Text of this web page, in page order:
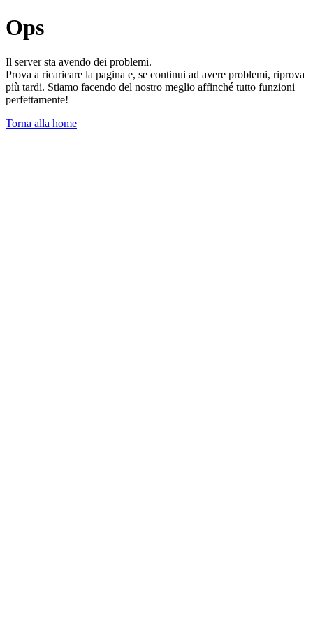
Ops
Il server sta avendo dei problemi.
Prova a ricaricare la pagina e, se continui ad avere problemi, riprova
più tardi. Stiamo facendo del nostro meglio affinché tutto funzioni
perfettamente!
Torna alla home